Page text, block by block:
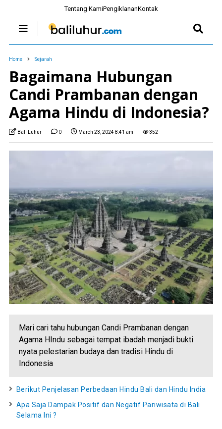
Tentang KamiPengiklananKontak
Home Sejarah
Bagaimana Hubungan
Candi Prambanan dengan
Agama Hindu di Indonesia?
Bali Luhur 0 March 23, 2024 8:41 am 352
Mari cari tahu hubungan Candi Prambanan dengan
Agama HIndu sebagai tempat ibadah menjadi bukti
nyata pelestarian budaya dan tradisi Hindu di
Indonesia
Berikut Penjelasan Perbedaan Hindu Bali dan Hindu India
Apa Saja Dampak Positif dan Negatif Pariwisata di Bali
Selama Ini ?